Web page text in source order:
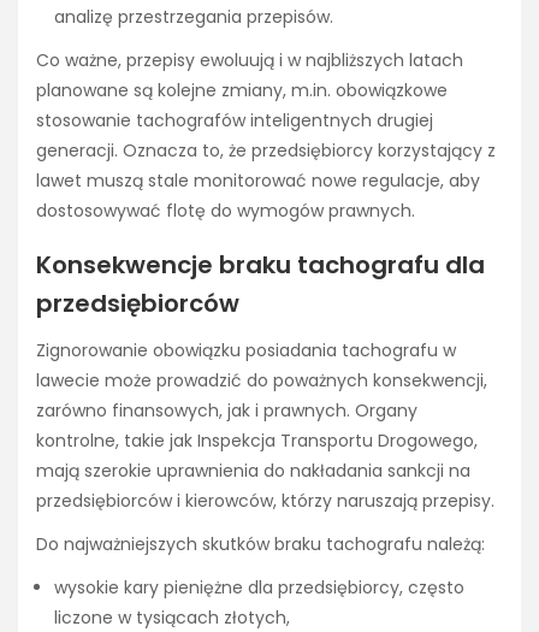
analizę przestrzegania przepisów.
Co ważne, przepisy ewoluują i w najbliższych latach
planowane są kolejne zmiany, m.in. obowiązkowe
stosowanie tachografów inteligentnych drugiej
generacji. Oznacza to, że przedsiębiorcy korzystający z
lawet muszą stale monitorować nowe regulacje, aby
dostosowywać flotę do wymogów prawnych.
Konsekwencje braku tachografu dla
przedsiębiorców
Zignorowanie obowiązku posiadania tachografu w
lawecie może prowadzić do poważnych konsekwencji,
zarówno finansowych, jak i prawnych. Organy
kontrolne, takie jak Inspekcja Transportu Drogowego,
mają szerokie uprawnienia do nakładania sankcji na
przedsiębiorców i kierowców, którzy naruszają przepisy.
Do najważniejszych skutków braku tachografu należą:
wysokie kary pieniężne dla przedsiębiorcy, często
liczone w tysiącach złotych,